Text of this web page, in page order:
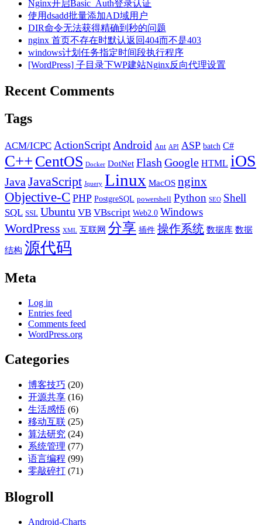
Nginx开启Basic_Auth登录认证
使用dsadd批量添加AD域用户
DIR命令无法获得精确到秒的问题
nginx 首页不存在时默认返回404而不是403
windows计划任务指定时间段执行程序
[WordPress] 子目录下WP建站Nginx反向代理设置
Recent Comments
Tags
ACM/ICPC ActionScript Android Ant API ASP batch C#
C++ CentOS Docker DotNet Flash Google HTML iOS
Java JavaScript Jquery Linux MacOS nginx
Objective-C PHP PostgreSQL powershell Python SEO Shell
SQL SSL Ubuntu VB VBscript Web2.0 Windows
WordPress XML 互联网 分享 插件 操作系统 数据库 数据
结构 源代码
Meta
Log in
Entries feed
Comments feed
WordPress.org
Categories
博客技巧 (20)
开源共享 (16)
生活感悟 (6)
移动互联 (25)
算法研究 (24)
系统管理 (77)
语言编程 (99)
零敲碎打 (71)
Blogroll
Android-Charts